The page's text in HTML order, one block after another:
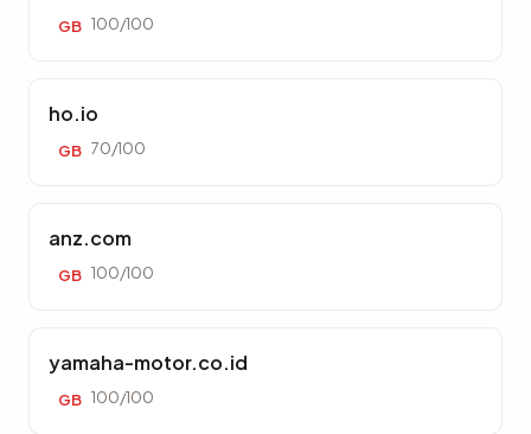
GB 100/100
ho.io
GB 70/100
anz.com
GB 100/100
yamaha-motor.co.id
GB 100/100